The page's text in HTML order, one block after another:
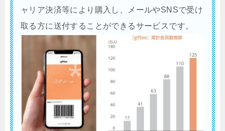
ャリア決済等により購入し、メールやSNSで受け
取る方に送付することができるサービスです。